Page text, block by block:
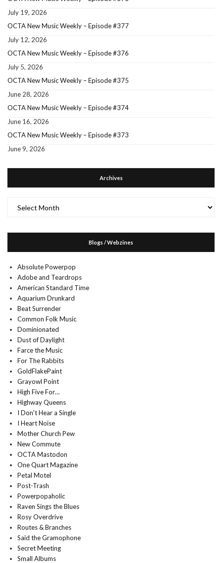
July 19, 2026
OCTA New Music Weekly – Episode #377
July 12, 2026
OCTA New Music Weekly – Episode #376
July 5, 2026
OCTA New Music Weekly – Episode #375
June 28, 2026
OCTA New Music Weekly – Episode #374
June 16, 2026
OCTA New Music Weekly – Episode #373
June 9, 2026
Archives
Blogs / Webzines
Absolute Powerpop
Adobe and Teardrops
American Standard Time
Aquarium Drunkard
Beat Surrender
Common Folk Music
Dominionated
Dust of Daylight
Farce the Music
For The Rabbits
GoldFlakePaint
Grayowl Point
High Five For…
Highway Queens
I Don't Hear a Single
I Heart Noise
Mother Church Pew
New Commute
OCTA Mastodon
One Quart Magazine
Petal Motel
Post-Trash
Powerpopaholic
Raven Sings the Blues
Rosy Overdrive
Routes & Branches
Said the Gramophone
Secret Meeting
Small Albums